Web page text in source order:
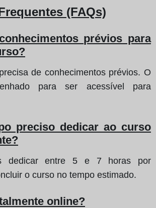
(FAQs)
prévios para
de conhecimentos prévios. O
para ser acessível para
preciso dedicar ao curso
dedicar entre 5 e 7 horas por
o curso no tempo estimado.
online?